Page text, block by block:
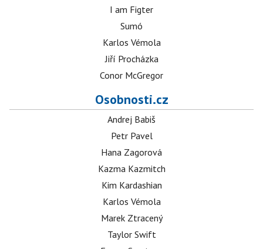
I am Figter
Sumó
Karlos Vémola
Jiří Procházka
Conor McGregor
Osobnosti.cz
Andrej Babiš
Petr Pavel
Hana Zagorová
Kazma Kazmitch
Kim Kardashian
Karlos Vémola
Marek Ztracený
Taylor Swift